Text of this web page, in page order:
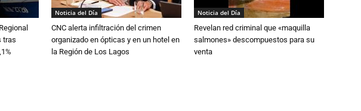
tras
Noticia del Día
CNC alerta infiltración del crimen
organizado en ópticas y en un hotel en
la Región de Los Lagos
Noticia del Día
Revelan red criminal que «maquilla
salmones» descompuestos para su
venta